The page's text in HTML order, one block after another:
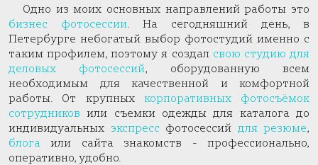
Одно из моих основных направлений работы это
бизнес фотосессии . На сегодняшний день, в
Петербурге небогатый выбор фотостудий именно с
таким профилем, поэтому я создал свою студию для
деловых фотосессий, оборудованную всем
необходимым для качественной и комфортной
работы. От крупных корпоративных фотосъёмок
сотрудников или съемки одежды для каталога до
индивидуальных экспресс фотосессий для резюме,
блогаили сайта знакомств - профессионально,
оперативно, удобно.